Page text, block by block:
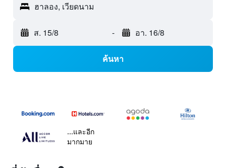
ฮาลอง, เวียดนาม
ส. 15/8 - อา. 16/8
ค้นหา
...และอีก
มากมาย